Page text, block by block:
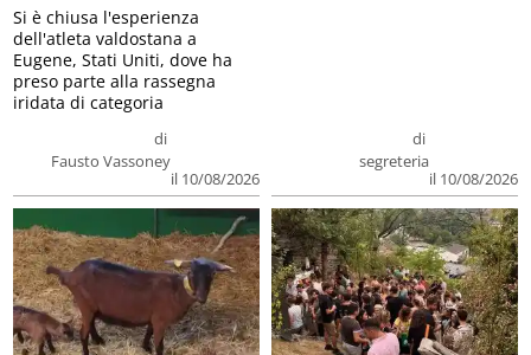
di
Fausto Vassoney
il 10/08/2026
Si è chiusa l'esperienza
dell'atleta valdostana a
Eugene, Stati Uniti, dove ha
preso parte alla rassegna
iridata di categoria
di
segreteria
il 10/08/2026